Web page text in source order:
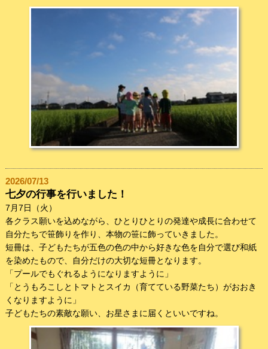
2026/07/13
七夕の行事を行いました！
7月7日（火）
各クラス願いを込めながら、ひとりひとりの発達や成長に合わせて
自分たちで笹飾りを作り、本物の笹に飾っていきました。
短冊は、子どもたちが五色の色の中から好きな色を自分で選び和紙
を染めたもので、自分だけの大切な短冊となります。
「プールでもぐれるようになりますように」
「とうもろこしとトマトとスイカ（育てている野菜たち）がおおき
くなりますように」
子どもたちの素敵な願い、お星さまに届くといいですね。